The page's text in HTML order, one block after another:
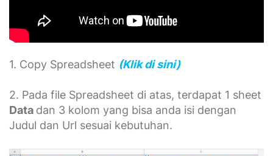
1. Copy Spreadsheet (Klik di sini)
2. Pada file Spreadsheet di atas, terdapat 1 sheet
Data dan 3 kolom yang bisa anda isi dengan
Judul dan Url sesuai kebutuhan.